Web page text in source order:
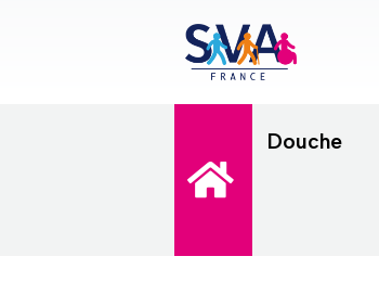
Douche